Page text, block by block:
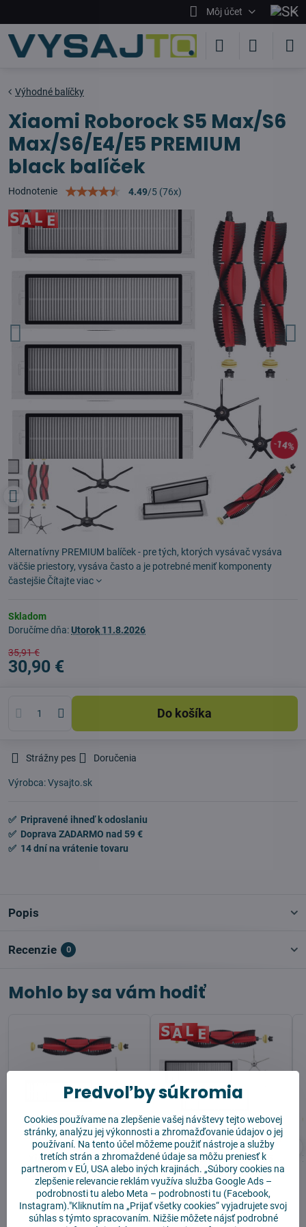
Môj účet
14%
Výhodné balíčky
Xiaomi Roborock S5 Max/S6
Max/S6/E4/E5 PREMIUM
black balíček
Hodnotenie 4.49/5 (76x)
Alternatívny PREMIUM balíček - pre tých, ktorých vysávač vysáva
väčšie priestory, vysáva často a je potrebné meniť komponenty
častejšie Čítajte viac
Skladom
Doručíme dňa:Utorok 11.8.2026
35,91 €
30,90 €
Do košíka
Strážny pes Doručenia
Výrobca:Vysajto.sk
✅ Pripravené ihneď k odoslaniu
✅ Doprava ZADARMO nad 59 €
✅ 14 dní na vrátenie tovaru
Popis
Recenzie 0
Mohlo by sa vám hodiť
9%
Xiaomi Roborock S5
Max/S6 Max/S6 Pure
ŠTANDARD balíček
Skladom
11%
Xiaomi Roborock S5
Max/S6 Max/S6 Pure
KOMFORT balíček
Skladom
Predvoľby súkromia
Cookies používame na zlepšenie vašej návštevy tejto webovej
stránky, analýzu jej výkonnosti a zhromažďovanie údajov o jej
používaní. Na tento účel môžeme použiť nástroje a služby
tretích strán a zhromaždené údaje sa môžu preniesť k
partnerom v EÚ, USA alebo iných krajinách. „Súbory cookies na
zlepšenie relevancie reklám využíva služba Google Ads –
podrobnosti tu alebo Meta – podrobnosti tu (Facebook,
Instagram)."Kliknutím na „Prijať všetky cookies“ vyjadrujete svoj
súhlas s týmto spracovaním. Nižšie môžete nájsť podrobné